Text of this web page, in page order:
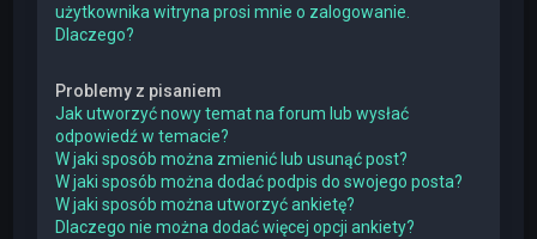
użytkownika witryna prosi mnie o zalogowanie.
Dlaczego?
Problemy z pisaniem
Jak utworzyć nowy temat na forum lub wysłać
odpowiedź w temacie?
W jaki sposób można zmienić lub usunąć post?
W jaki sposób można dodać podpis do swojego posta?
W jaki sposób można utworzyć ankietę?
Dlaczego nie można dodać więcej opcji ankiety?